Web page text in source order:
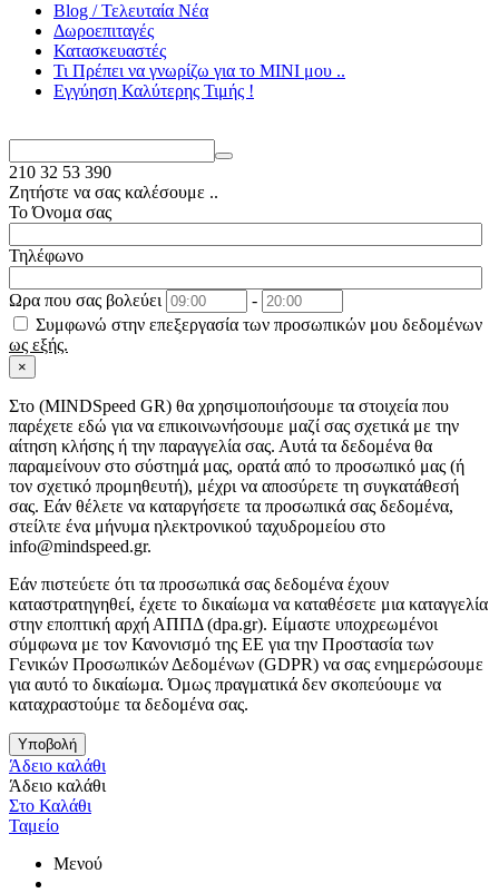
Blog / Τελευταία Νέα
Δωροεπιταγές
Κατασκευαστές
Τι Πρέπει να γνωρίζω για το MΙΝΙ μου ..
Εγγύηση Καλύτερης Τιμής !
210 32 53 390
Ζητήστε να σας καλέσουμε ..
Το Όνομα σας
Τηλέφωνο
Ωρα που σας βολεύει
-
Συμφωνώ στην επεξεργασία των προσωπικών μου δεδομένων
ως εξής.
×
Στo (MINDSpeed GR) θα χρησιμοποιήσουμε τα στοιχεία που
παρέχετε εδώ για να επικοινωνήσουμε μαζί σας σχετικά με την
αίτηση κλήσης ή την παραγγελία σας. Αυτά τα δεδομένα θα
παραμείνουν στο σύστημά μας, ορατά από το προσωπικό μας (ή
τον σχετικό προμηθευτή), μέχρι να αποσύρετε τη συγκατάθεσή
σας. Εάν θέλετε να καταργήσετε τα προσωπικά σας δεδομένα,
στείλτε ένα μήνυμα ηλεκτρονικού ταχυδρομείου στο
info@mindspeed.gr.
Εάν πιστεύετε ότι τα προσωπικά σας δεδομένα έχουν
καταστρατηγηθεί, έχετε το δικαίωμα να καταθέσετε μια καταγγελία
στην εποπτική αρχή ΑΠΠΔ (dpa.gr). Είμαστε υποχρεωμένοι
σύμφωνα με τον Κανονισμό της ΕΕ για την Προστασία των
Γενικών Προσωπικών Δεδομένων (GDPR) να σας ενημερώσουμε
για αυτό το δικαίωμα. Όμως πραγματικά δεν σκοπεύουμε να
καταχραστούμε τα δεδομένα σας.
Υποβολή
Άδειο καλάθι
Άδειο καλάθι
Στο Καλάθι
Ταμείο
Μενού